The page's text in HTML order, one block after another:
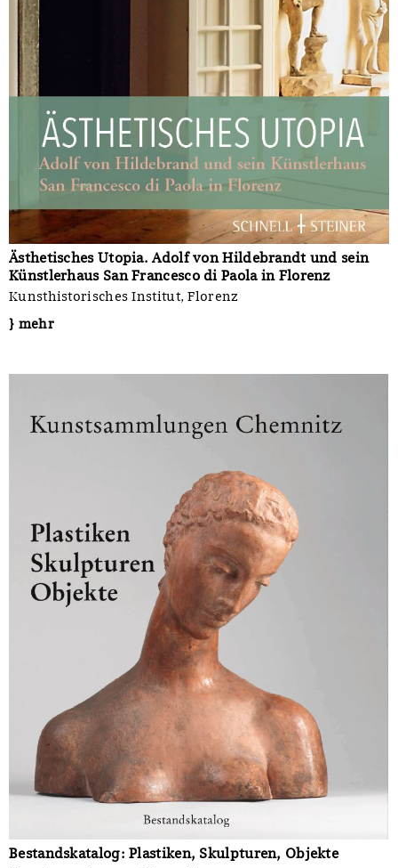
Ästhetisches Utopia. Adolf von Hildebrandt und sein
Künstlerhaus San Francesco di Paola in Florenz
Kunsthistorisches Institut, Florenz
} mehr
Bestandskatalog: Plastiken, Skulpturen, Objekte